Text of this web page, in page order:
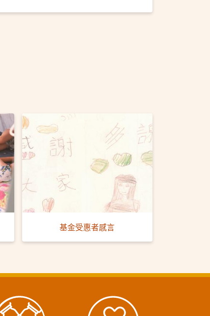
基金受惠者感言